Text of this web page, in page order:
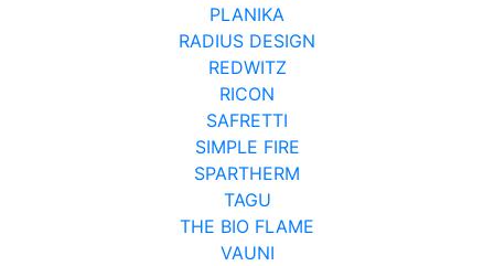
PLANIKA
RADIUS DESIGN
REDWITZ
RICON
SAFRETTI
SIMPLE FIRE
SPARTHERM
TAGU
THE BIO FLAME
VAUNI